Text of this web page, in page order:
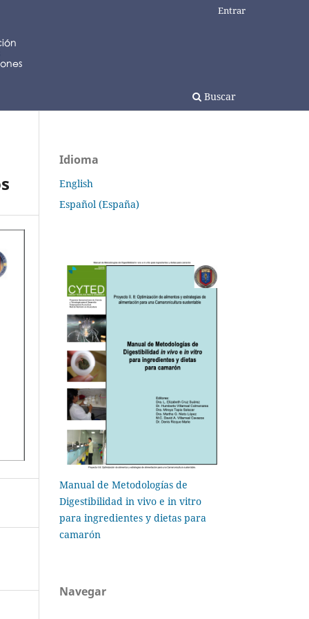
Buscar
Entrar
Idioma
English
Español (España)
Manual de Metodologías de
Digestibilidad in vivo e in vitro
para ingredientes y dietas para
camarón
Navegar